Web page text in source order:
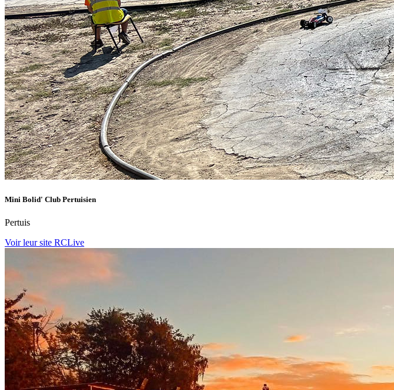
Mini Bolid' Club Pertuisien
Pertuis
Voir leur site RCLive